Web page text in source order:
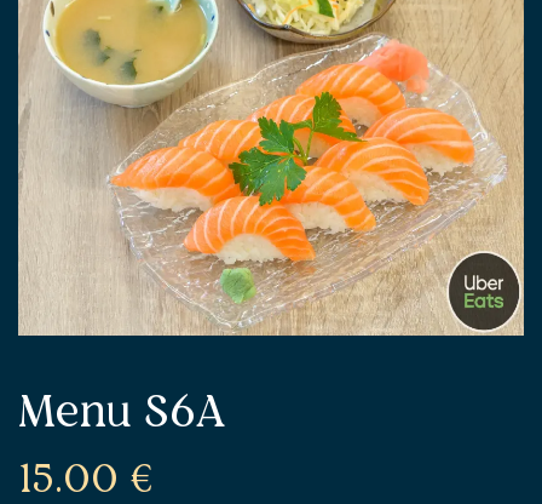
Menu S6A
15.00 €